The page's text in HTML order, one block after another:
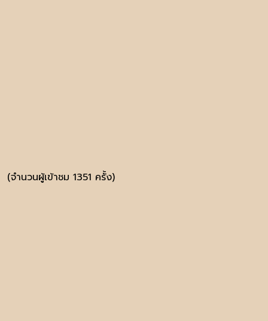
(จำนวนผู้เข้าชม 1351 ครั้ง)